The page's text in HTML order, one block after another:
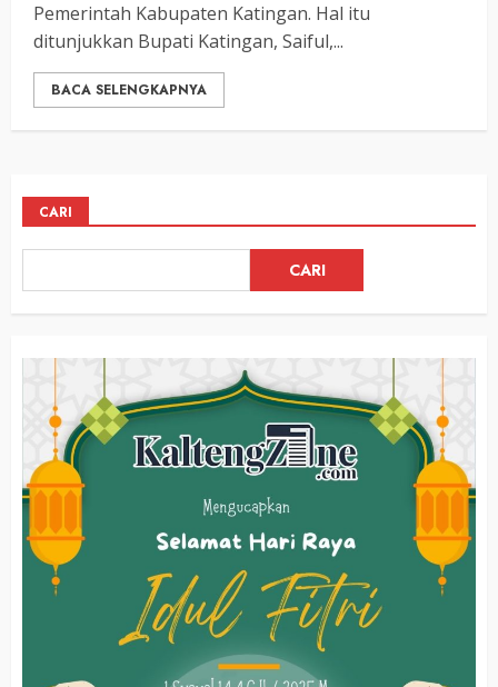
Pemerintah Kabupaten Katingan. Hal itu
ditunjukkan Bupati Katingan, Saiful,...
BACA SELENGKAPNYA
CARI
CARI